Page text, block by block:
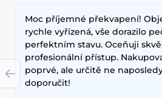
Moc příjemné překvapení!
rychle vyřízená, vše dorazilo
perfektním stavu. Oceňuji
profesionální přístup.
poprvé, ale určitě ne
doporučit!